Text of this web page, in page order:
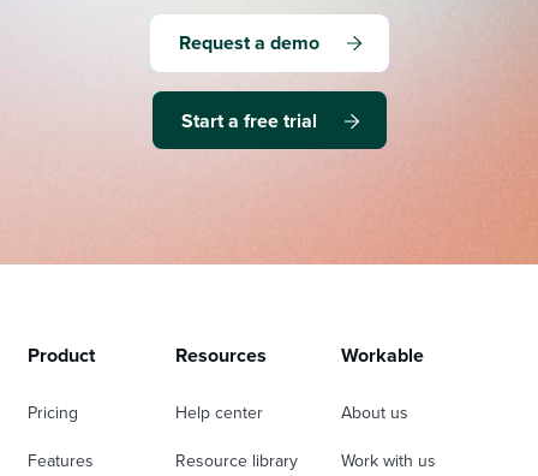
Request a demo
Start a free trial
Product
Pricing
Features
Resources
Help center
Resource library
Workable
About us
Work with us